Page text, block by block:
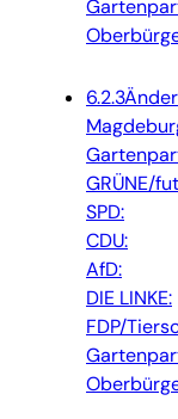
6.2.3
GRÜNE/
SPD:
CDU:
AfD:
DIE LINKE:
FDP/